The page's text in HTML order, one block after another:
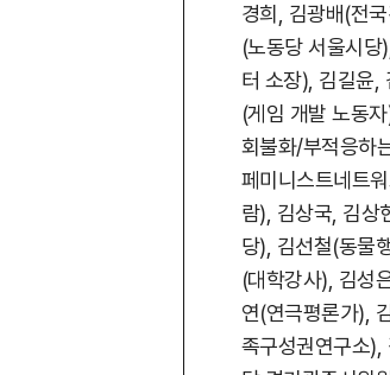
경희, 김광배(전
(노동당 서울시
터 소장), 김길윤,
(게임 개발 노동
회불화/부적응하
페미니스트네트
람), 김상국, 김상
당), 김선철(동물
(대학강사), 김성
연(연극평론가),
족구성권연구소),